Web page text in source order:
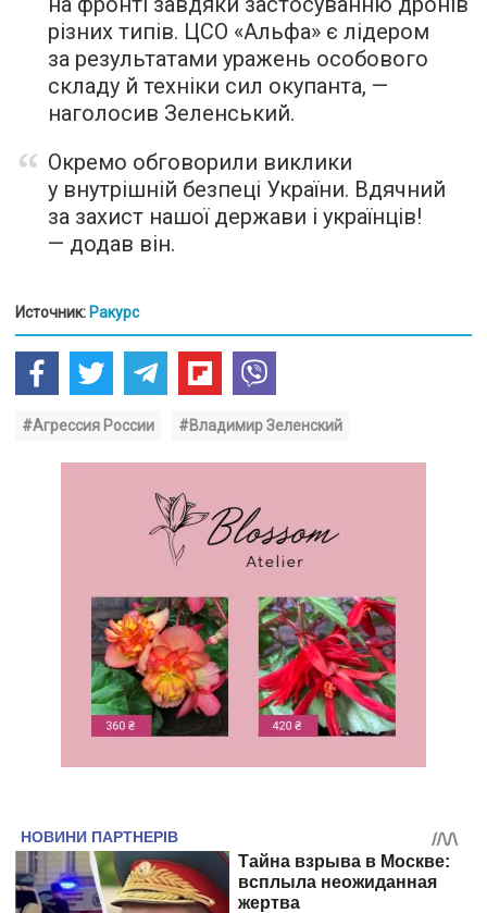
різних типів. ЦСО «Альфа» є лідером
за результатами уражень особового
складу й техніки сил окупанта, —
наголосив Зеленський.
Окремо обговорили виклики
у внутрішній безпеці України. Вдячний
за захист нашої держави і українців!
— додав він.
Источник: Ракурс
#Агрессия России #Владимир Зеленский